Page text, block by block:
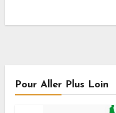
Pour Aller Plus Loin